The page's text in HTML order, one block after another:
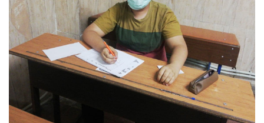
Designed and Developed by Kavano Team 2016-18